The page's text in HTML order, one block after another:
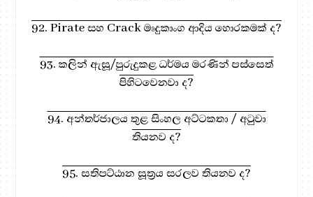
92. Pirate සහ Crack මෘදුකාංග ආදිය හොරකමක් ද?
93. කලින් ඇසූ/පුරුදුකළ ධර්මය මරණින් පස්සෙත්
පිහිටවෙනවා ද?
94. අන්තර්ජාලය තුළ සිංහල අට්ටකතා / අටුවා
තියනව ද?
95. සතිපට්ඨාන සූත්‍රය සරලව තියනව ද?